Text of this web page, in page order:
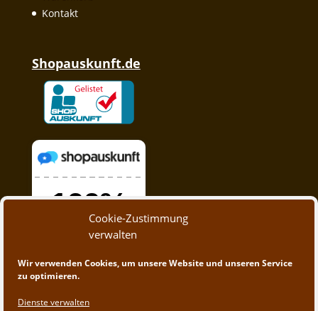
Cookie-Zustimmung
verwalten
Wir verwenden Cookies, um unsere Website und unseren Service
zu optimieren.
Dienste verwalten
Kontakt
Shopauskunft.de